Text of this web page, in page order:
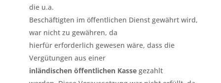
die u.a.
Beschäftigten im öffentlichen Dienst gewährt wird,
war nicht zu gewähren, da
hierfür erforderlich gewesen wäre, dass die
Vergütungen aus einer
inländischen öffentlichen Kassegezahlt